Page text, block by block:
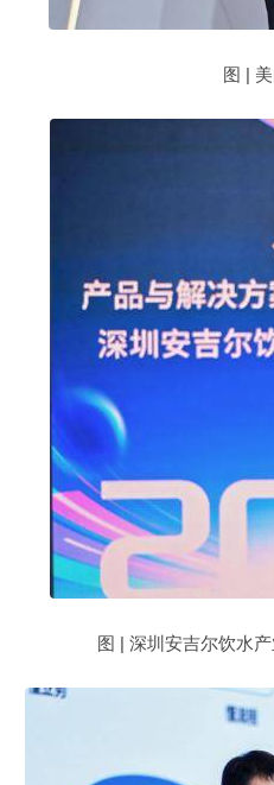
图 |
图 | 深圳安吉尔饮水